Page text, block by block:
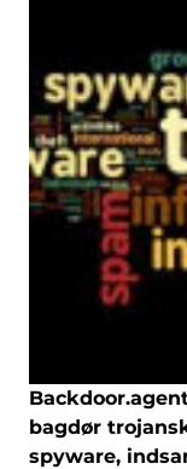
bagdør
spyware,